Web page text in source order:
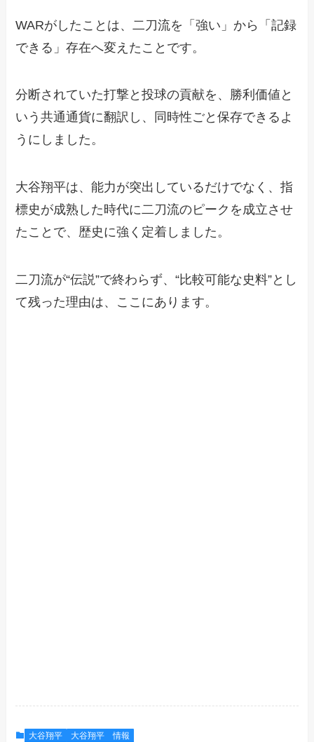
WARがしたことは、二刀流を「強い」から「記録
できる」存在へ変えたことです。
分断されていた打撃と投球の貢献を、勝利価値と
いう共通通貨に翻訳し、同時性ごと保存できるよ
うにしました。
大谷翔平は、能力が突出しているだけでなく、指
標史が成熟した時代に二刀流のピークを成立させ
たことで、歴史に強く定着しました。
二刀流が“伝説”で終わらず、“比較可能な史料”とし
て残った理由は、ここにあります。
大谷翔平 大谷翔平 情報